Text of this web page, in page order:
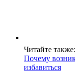
Читайте также:
Почему
избавиться